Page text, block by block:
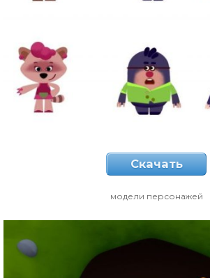
Скачать
модели персонажей